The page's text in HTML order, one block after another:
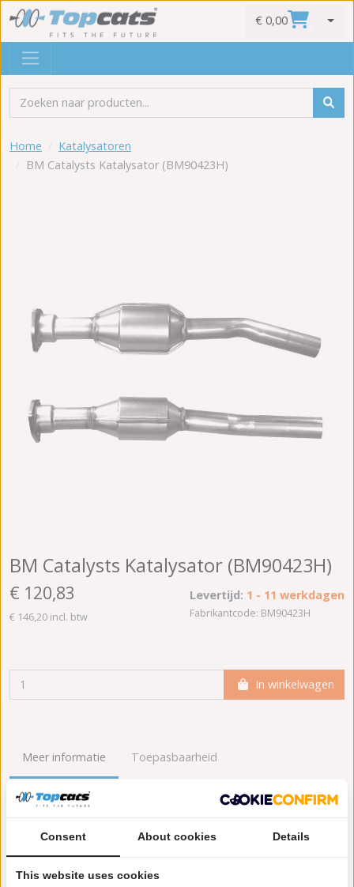
€ 0,00
Home
Katalysatoren
BM Catalysts Katalysator (BM90423H)
BM Catalysts Katalysator (BM90423H)
€ 120,83
€ 146,20 incl. btw
Levertijd: 1 - 11 werkdagen
Fabrikantcode: BM90423H
In winkelwagen
Meer informatie Toepasbaarheid
Origineel nummers
Garantie:2 jaar garantie
Materiaal:Keramiek
Enkel in combinatie met:FK90423
Consent About cookies Details
This website uses cookies